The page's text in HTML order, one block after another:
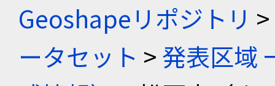
Geoshapeリポジトリ >
ータセット >発表区域